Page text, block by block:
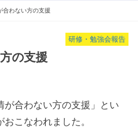
合わない方の支援
研修・勉強会報告
の支援
が合わない方の支援」とい
こなわれました。